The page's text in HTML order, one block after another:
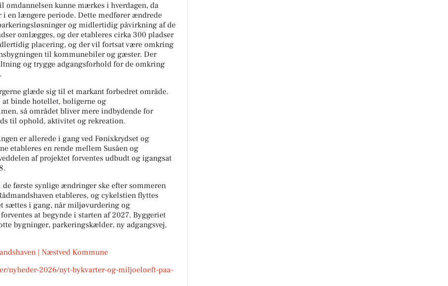
omdannelsen kunne mærkes i hverdagen, da
i en længere periode. Dette medfører ændrede
og midlertidig påvirkning af de
omlægges, og der etableres cirka 300 pladser
placering, og der vil fortsat være omkring
til kommunebiler og gæster. Der
og trygge adgangsforhold for de omkring
glæde sig til et markant forbedret område.
binde hotellet, boligerne og
så området bliver mere indbydende for
til ophold, aktivitet og rekreation.
er allerede i gang ved Fønixkrydset og
etableres en rende mellem Susåen og
af projektet forventes udbudt og igangsat
første synlige ændringer ske efter sommeren
etableres, og cykelstien flyttes
sættes i gang, når miljøvurdering og
at begynde i starten af 2027. Byggeriet
bygninger, parkeringskælder, ny adgangsvej,
| Næstved Kommune
nyheder-2026/nyt-bykvarter-og-miljoeloeft-paa-